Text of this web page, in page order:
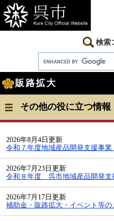
ー
ジ
の
ニ
ュ
ー
て
本
文
へ
検索
文
販路拡大
その他の役に立つ情報
2026年8月4日更新
令和７年度地域産品開発支援事
2026年7月23日更新
令和８年度 呉市地域産品開発支
2026年7月17日更新
補助金・販路拡大・イベント等の